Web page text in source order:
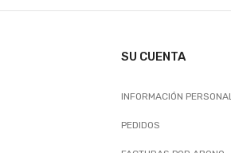
SU CUENTA
INFORMACIÓN PERSONAL
PEDIDOS